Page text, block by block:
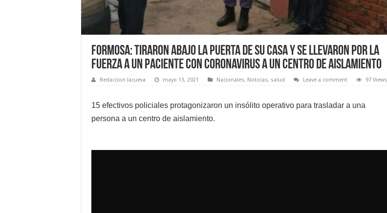
Formosa: tiraron abajo la puerta de su casa y se llevaron por la
fuerza a un paciente con coronavirus a un centro de aislamiento
Redaccion lacueva mayo 13, 2021 Nacionales, Noticias, salud Leave a comment 97 Views
15 efectivos policiales protagonizaron un insólito operativo para trasladar a una
persona a un centro de aislamiento.